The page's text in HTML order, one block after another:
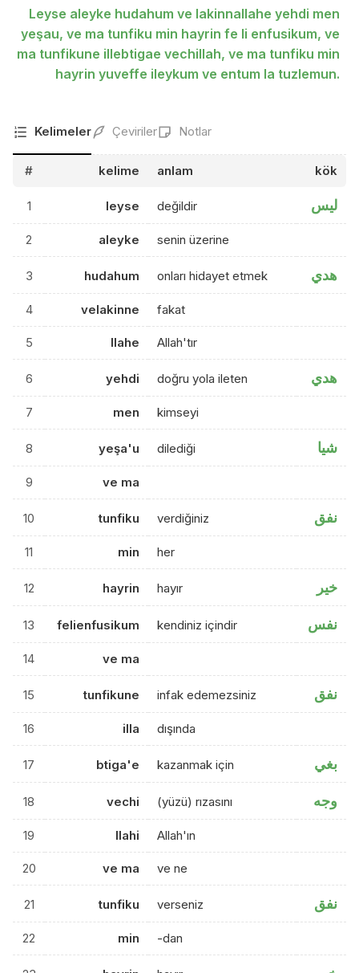
Leyse aleyke hudahum ve lakinnallahe yehdi men
yeşau, ve ma tunfiku min hayrin fe li enfusikum, ve
ma tunfikune illebtigae vechillah, ve ma tunfiku min
hayrin yuveffe ileykum ve entum la tuzlemun.
Kelimeler Çeviriler Notlar
# kelime anlam kök
1 leyse değildir ليس
2 aleyke senin üzerine
3 hudahum onları hidayet etmek هدي
4 velakinne fakat
5 llahe Allah'tır
6 yehdi doğru yola ileten هدي
7 men kimseyi
8 yeşa'u dilediği شيا
9 ve ma
10 tunfiku verdiğiniz نفق
11 min her
12 hayrin hayır خير
13 felienfusikum kendiniz içindir نفس
14 ve ma
15 tunfikune infak edemezsiniz نفق
16 illa dışında
17 btiga'e kazanmak için بغي
18 vechi (yüzü) rızasını وجه
19 llahi Allah'ın
20 ve ma ve ne
21 tunfiku verseniz نفق
22 min -dan